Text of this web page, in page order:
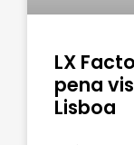
LX
pena
Lisboa